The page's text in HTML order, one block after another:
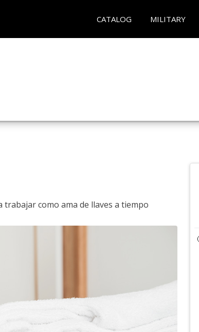
CATALOG MILITARY
trabajar como ama de llaves a tiempo